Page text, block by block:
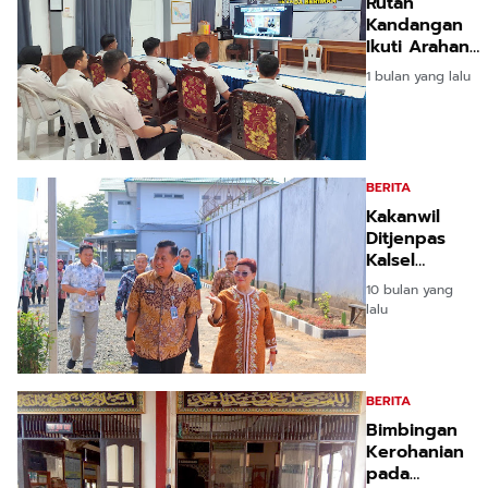
Kandangan
Ikuti Arahan
Dirjenpas RI,
Bahas
1 bulan yang lalu
BERITA
Kakanwil
Ditjenpas
Kalsel
Tinjau
Lapas
Penguatan
Pembinaan
dan
Layanan
10 bulan yang
lalu
BERITA
Bimbingan
Kerohanian
pada